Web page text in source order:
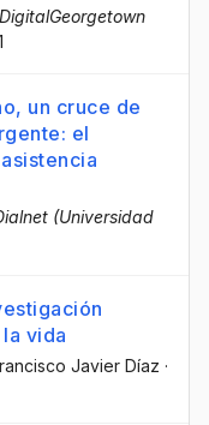
DigitalGeorgetown
un cruce de
el
(Universidad
vida
Javier Díaz ·